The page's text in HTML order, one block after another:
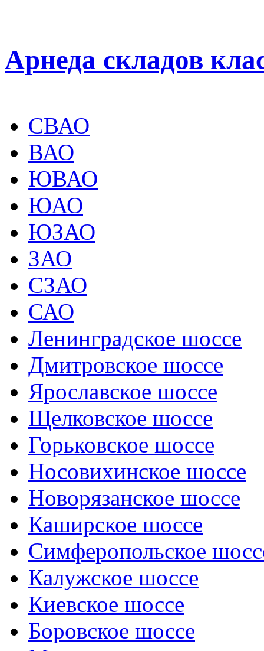
Арнеда складов
СВАО
ВАО
ЮВАО
ЮАО
ЮЗАО
ЗАО
СЗАО
САО
Ленинградское шоссе
Дмитровское шоссе
Ярославское шоссе
Щелковское шоссе
Горьковское шоссе
Носовихинское шоссе
Новорязанское шоссе
Каширское шоссе
Симферопольское
Калужское шоссе
Киевское шоссе
Боровское шоссе